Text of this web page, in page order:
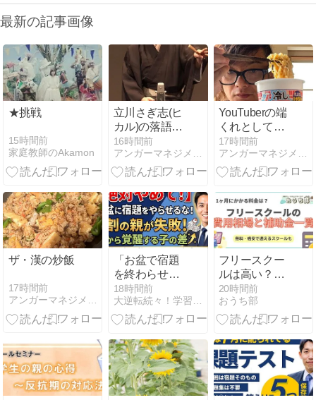
最新の記事画像
★挑戦
15時間前
家庭教師のAkamon
立川さぎ志(ヒ
カル)の落語
全部聞いちゃ
ったよね
16時間前
アンガーマネジメントとコーチングが教育を変える
YouTuberの端
くれとしては
やらないわけ
にはいかない
笑
17時間前
アンガーマネジメントとコーチングが教育を変える
ザ・漢の炒飯
17時間前
アンガーマネジメントとコーチングが教育を変える
「お盆で宿題
を終わらせな
きゃ！」と焦
っていません
か？
18時間前
大逆転続々！学習法指導塾ＰＨＩの次世代の教育法大公開！
フリースクー
ルは高い？費
用相場と補助
金制度、無料
で通えるスク
20時間前
おうち部